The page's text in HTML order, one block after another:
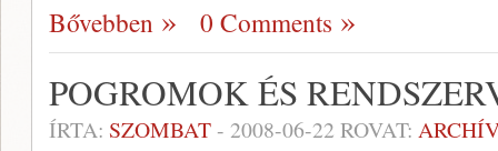
Bővebben 0 Comments
POGROMOK ÉS
ÍRTA: SZOMBAT- 2008-06-22 ROVAT: